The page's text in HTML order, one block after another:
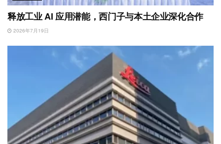
释放工业 AI 应用潜能，西门子与本土企业深化合作
2026年7月19日